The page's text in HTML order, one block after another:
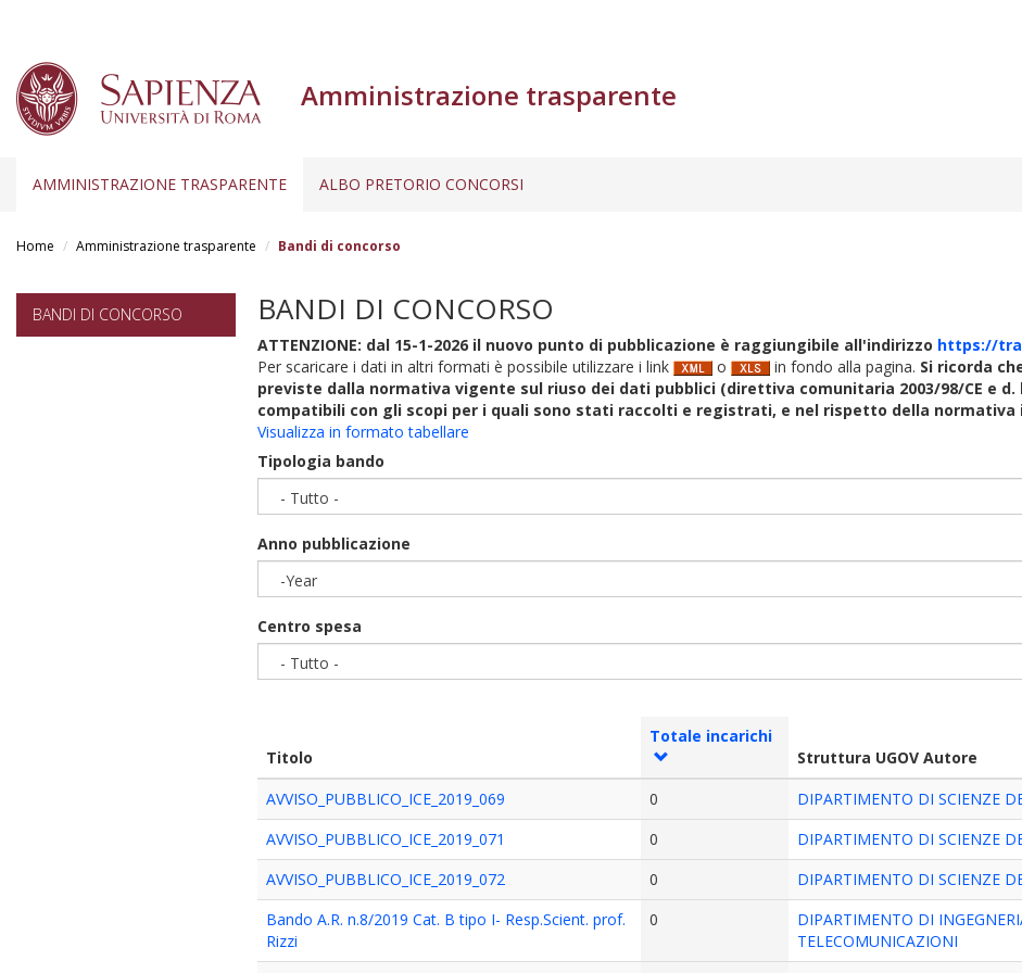
Amministrazione trasparente
AMMINISTRAZIONE TRASPARENTE ALBO PRETORIO CONCORSI
Home Amministrazione trasparente Bandi di concorso
BANDI DI CONCORSO BANDI DI CONCORSO
ATTENZIONE: dal 15-1-2026 il nuovo punto di pubblicazione è raggiungibile all'indirizzo https://
Per scaricare i dati in altri formati è possibile utilizzare i link
o in fondo alla pagina. Si ricorda
previste dalla normativa vigente sul riuso dei dati pubblici (direttiva comunitaria 2003/98/CE e
compatibili con gli scopi per i quali sono stati raccolti e registrati, e nel rispetto della
Visualizza in formato tabellare
Tipologia bando
- Tutto -
Anno pubblicazione
-Year
Centro spesa
- Tutto -
Titolo
Totale incarichi
Struttura UGOV Autore
AVVISO_PUBBLICO_ICE_2019_069
0
DIPARTIMENTO DI SCIENZE
AVVISO_PUBBLICO_ICE_2019_071
0
DIPARTIMENTO DI SCIENZE
AVVISO_PUBBLICO_ICE_2019_072
0
DIPARTIMENTO DI SCIENZE
Bando A.R. n.8/2019 Cat. B tipo I- Resp.Scient. prof.
Rizzi
0
DIPARTIMENTO DI
TELECOMUNICAZIONI